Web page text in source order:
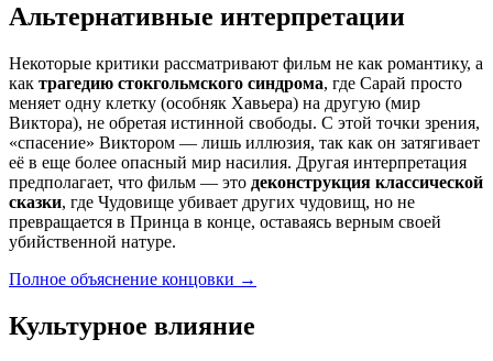
Альтернативные интерпретации
Некоторые критики рассматривают фильм не как романтику, а
как трагедию стокгольмского синдрома, где Сарай просто
меняет одну клетку (особняк Хавьера) на другую (мир
Виктора), не обретая истинной свободы. С этой точки зрения,
«спасение» Виктором — лишь иллюзия, так как он затягивает
её в еще более опасный мир насилия. Другая интерпретация
предполагает, что фильм — это деконструкция классической
сказки, где Чудовище убивает других чудовищ, но не
превращается в Принца в конце, оставаясь верным своей
убийственной натуре.
Полное объяснение концовки →
Культурное влияние